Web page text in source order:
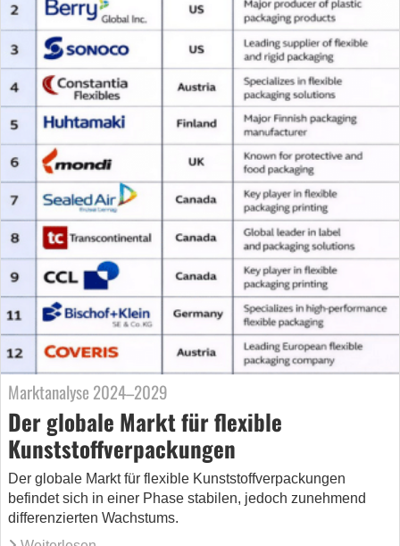
Marktanalyse 2024–2029
Der globale Markt für flexible
Kunststoffverpackungen
Der globale Markt für flexible Kunststoffverpackungen
befindet sich in einer Phase stabilen, jedoch zunehmend
differenzierten Wachstums.